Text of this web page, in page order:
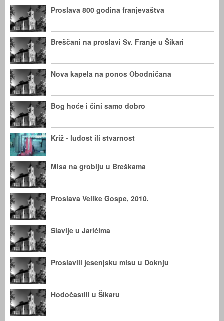
Proslava 800 godina franjevaštva
Breščani na proslavi Sv. Franje u Šikari
Nova kapela na ponos Obodničana
Bog hoće i čini samo dobro
Križ - ludost ili stvarnost
Misa na groblju u Breškama
Proslava Velike Gospe, 2010.
Slavlje u Jarićima
Proslavili jesenjsku misu u Doknju
Hodočastili u Šikaru